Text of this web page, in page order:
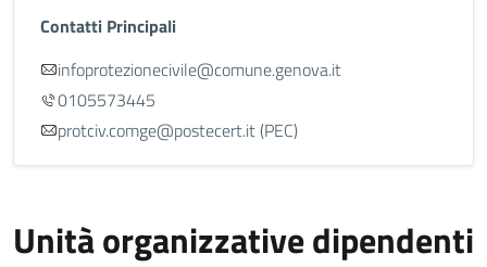
Contatti Principali
infoprotezionecivile@comune.genova.it
0105573445
protciv.comge@postecert.it (PEC)
Unità organizzative dipendenti